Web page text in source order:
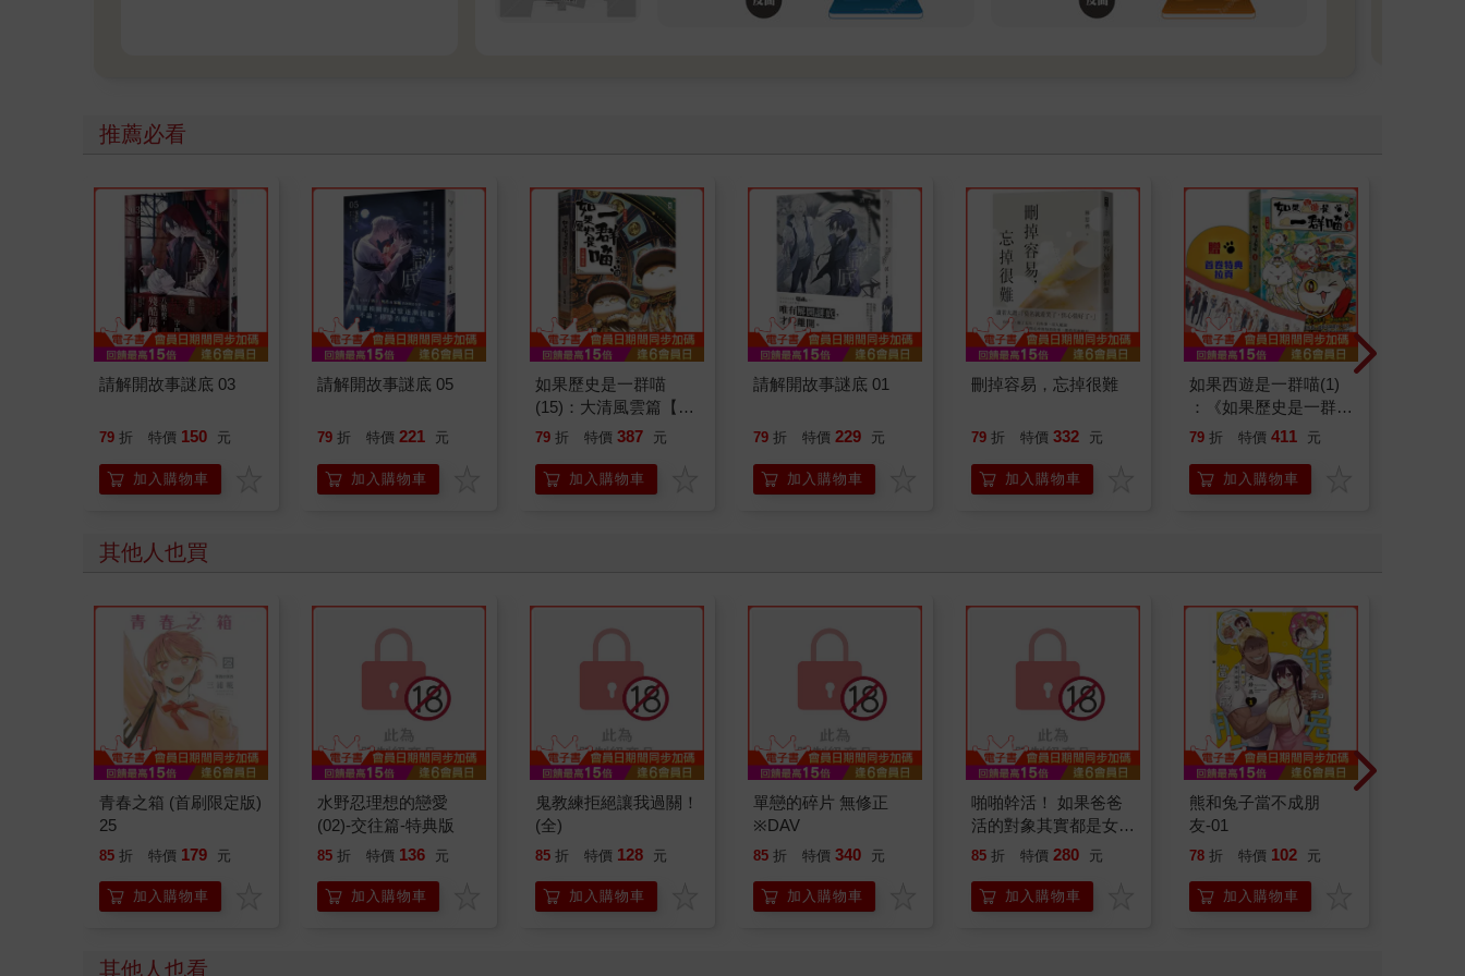
推薦必看
請解開故事謎底 03
79 折 特價 150 元
加入購物車
請解開故事謎底 05
79 折 特價 221 元
加入購物車
如果歷史是一群喵
(15)：大清風雲篇【萌
貓漫畫學歷史】
79 折 特價 387 元
加入購物車
請解開故事謎底 01
79 折 特價 229 元
加入購物車
刪掉容易，忘掉很難
79 折 特價 332 元
加入購物車
如果西遊是一群喵(1)
：《如果歷史是一群
喵》作者最新力作，附
79 折 特價 411 元
加入購物車
其他人也買
青春之箱 (首刷限定版)
25
85 折 特價 179 元
加入購物車
水野忍理想的戀愛
(02)-交往篇-特典版
85 折 特價 136 元
加入購物車
鬼教練拒絕讓我過關！
(全)
85 折 特價 128 元
加入購物車
單戀的碎片 無修正
※DAV
85 折 特價 340 元
加入購物車
啪啪幹活！ 如果爸爸
活的對象其實都是女兒
找閨蜜故意變裝上門的
85 折 特價 280 元
加入購物車
熊和兔子當不成朋
友-01
78 折 特價 102 元
加入購物車
其他人也看